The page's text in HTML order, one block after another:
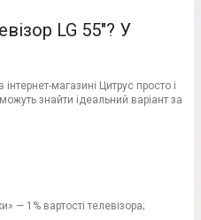
LG 55"? У
магазині Цитрус просто і
знайти ідеальний варіант за
— 1% вартості телевізора;